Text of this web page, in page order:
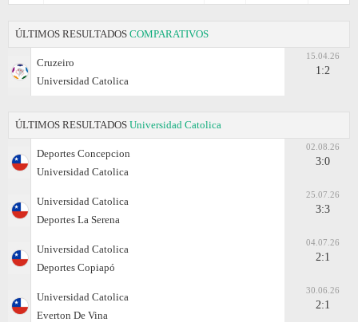
ÚLTIMOS RESULTADOS COMPARATIVOS
Cruzeiro
Universidad Catolica
15.04.26
1:2
ÚLTIMOS RESULTADOS Universidad Catolica
Deportes Concepcion
Universidad Catolica
02.08.26
3:0
Universidad Catolica
Deportes La Serena
25.07.26
3:3
Universidad Catolica
Deportes Copiapó
04.07.26
2:1
Universidad Catolica
Everton De Vina
30.06.26
2:1